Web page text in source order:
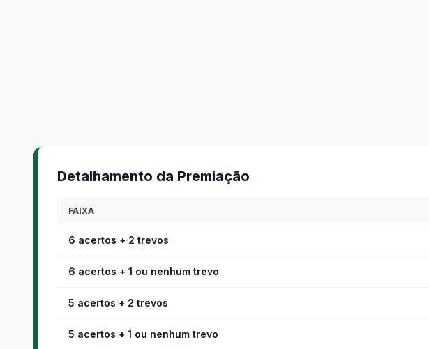
Detalhamento da Premiação
FAIXA
6 acertos + 2 trevos
6 acertos + 1 ou nenhum trevo
5 acertos + 2 trevos
5 acertos + 1 ou nenhum trevo